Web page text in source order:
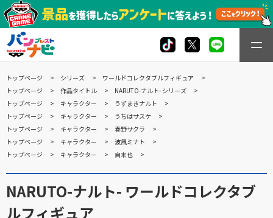
トップページ シリーズ
ワールドコレクタブルフィギュア
トップページ
作品タイトル
NARUTO-ナルト- シリーズ
トップページ
キャラクター
うずまきナルト
トップページ
キャラクター
うちはサスケ
トップページ
キャラクター
春野サクラ
トップページ
キャラクター
波風ミナト
トップページ
キャラクター 自来也
NARUTO-ナルト- ワールドコレクタブ
ルフィギュア